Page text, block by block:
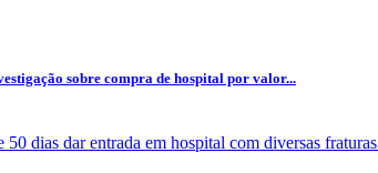
sobre compra de hospital por valor...